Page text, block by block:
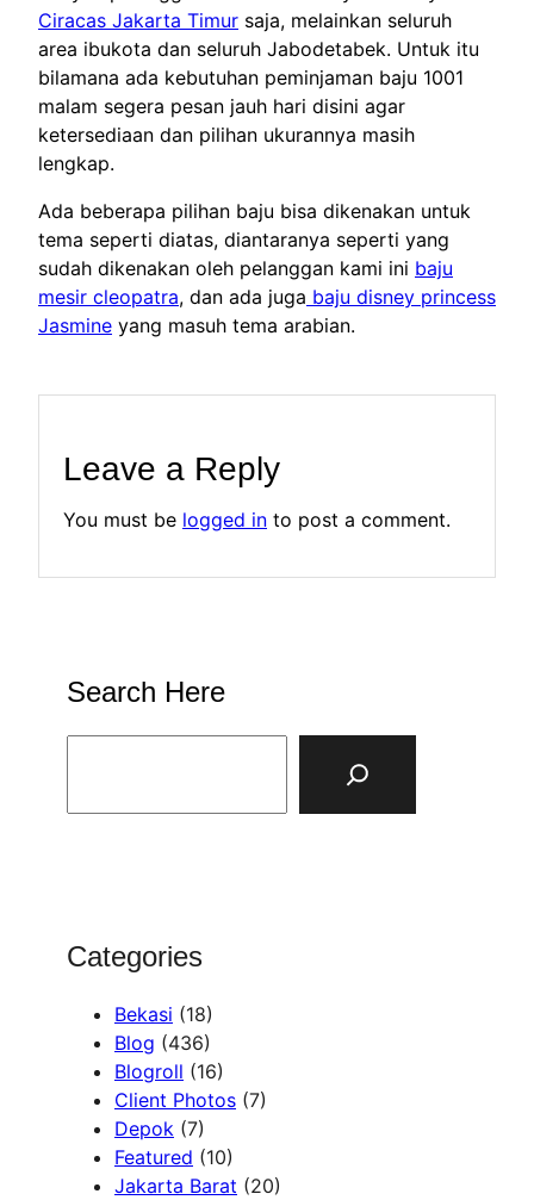
Ciracas Jakarta Timur saja, melainkan seluruh
area ibukota dan seluruh Jabodetabek. Untuk itu
bilamana ada kebutuhan peminjaman baju 1001
malam segera pesan jauh hari disini agar
ketersediaan dan pilihan ukurannya masih
lengkap.
Ada beberapa pilihan baju bisa dikenakan untuk
tema seperti diatas, diantaranya seperti yang
sudah dikenakan oleh pelanggan kami ini baju
mesir cleopatra, dan ada juga baju disney princess
Jasmine yang masuh tema arabian.
Leave a Reply
You must be logged in to post a comment.
Search Here
Categories
Bekasi (18)
Blog (436)
Blogroll (16)
Client Photos (7)
Depok (7)
Featured (10)
Jakarta Barat (20)